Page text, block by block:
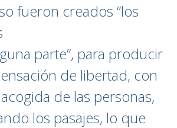
fueron creados “los
parte”, para producir
de libertad, con
de las personas,
los pasajes, lo que